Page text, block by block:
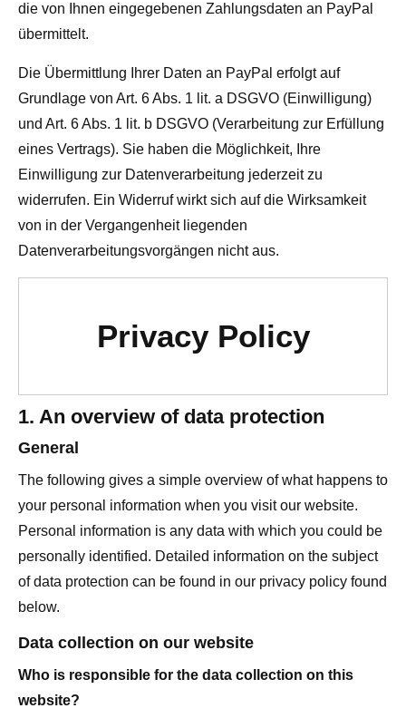
die von Ihnen eingegebenen Zahlungsdaten an PayPal
übermittelt.
Die Übermittlung Ihrer Daten an PayPal erfolgt auf
Grundlage von Art. 6 Abs. 1 lit. a DSGVO (Einwilligung)
und Art. 6 Abs. 1 lit. b DSGVO (Verarbeitung zur Erfüllung
eines Vertrags). Sie haben die Möglichkeit, Ihre
Einwilligung zur Datenverarbeitung jederzeit zu
widerrufen. Ein Widerruf wirkt sich auf die Wirksamkeit
von in der Vergangenheit liegenden
Datenverarbeitungsvorgängen nicht aus.
Privacy Policy
1. An overview of data protection
General
The following gives a simple overview of what happens to
your personal information when you visit our website.
Personal information is any data with which you could be
personally identified. Detailed information on the subject
of data protection can be found in our privacy policy found
below.
Data collection on our website
Who is responsible for the data collection on this
website?